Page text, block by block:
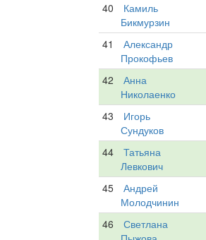
40
Камиль
Бикмурзин
41
Александр
Прокофьев
42
Анна
Николаенко
43
Игорь
Сундуков
44
Татьяна
Левкович
45
Андрей
Молодчинин
46
Светлана